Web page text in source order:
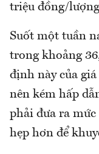
triệu đồng/
Suốt một tuần
trong khoảng
định này của
nên kém hấp
phải đưa ra
hẹp hơn để